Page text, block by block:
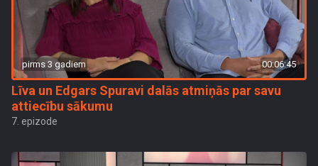
pirms 3 gadiem 00:06:45
Līva un Edgars Spuravi dalās atmiņās par savu
attiecību sākumu
7. epizode